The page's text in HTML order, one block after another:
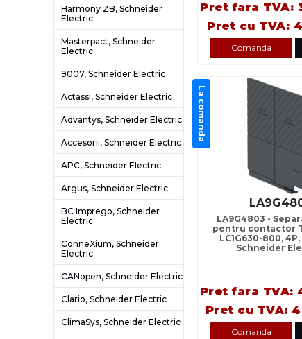
Harmony ZB, Schneider
Electric
Masterpact, Schneider
Electric
9007, Schneider Electric
Actassi, Schneider Electric
Advantys, Schneider Electric
Accesorii, Schneider Electric
APC, Schneider Electric
Argus, Schneider Electric
BC Imprego, Schneider
Electric
ConneXium, Schneider
Electric
CANopen, Schneider Electric
Clario, Schneider Electric
ClimaSys, Schneider Electric
Pret fara TVA:
Pret cu TVA:
Comanda
La comanda
LA9G4803 -
pentru contactor
LC1G630-800,
Schneider
Pret fara TVA:
Pret cu TVA:
Comanda